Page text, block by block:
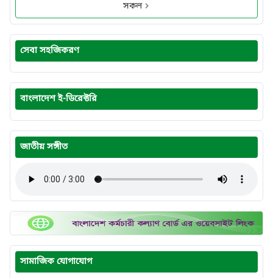
সকল
সেবা সহজিকরণ
বাংলাদেশ ই-ডিরেক্টরি
জাতীয় সঙ্গীত
সামাজিক যোগাযোগ